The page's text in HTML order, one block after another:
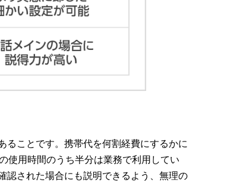
ることです。携帯代を何割経費にするかに
使用時間のうち半分は業務で利用してい
認された場合にも説明できるよう、無理の